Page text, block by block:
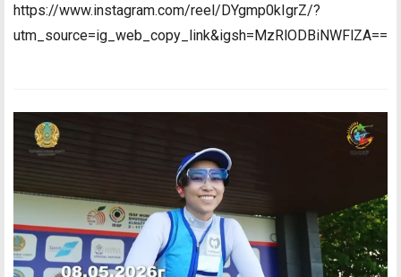
https://www.instagram.com/reel/DYgmp0kIgrZ/?
utm_source=ig_web_copy_link&igsh=MzRlODBiNWFlZA==